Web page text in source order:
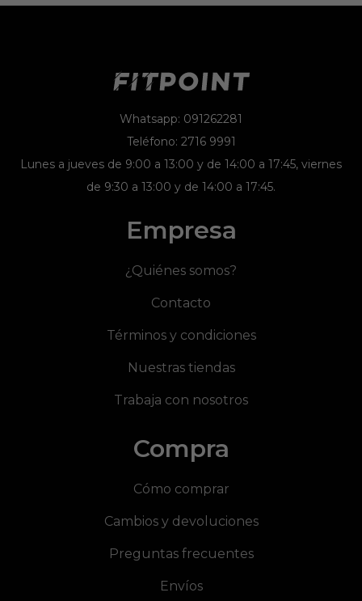
Whatsapp: 091262281
Teléfono: 2716 9991
Lunes a jueves de 9:00 a 13:00 y de 14:00 a 17:45, viernes
de 9:30 a 13:00 y de 14:00 a 17:45.
Empresa
¿Quiénes somos?
Contacto
Términos y condiciones
Nuestras tiendas
Trabaja con nosotros
Compra
Cómo comprar
Cambios y devoluciones
Preguntas frecuentes
Envíos